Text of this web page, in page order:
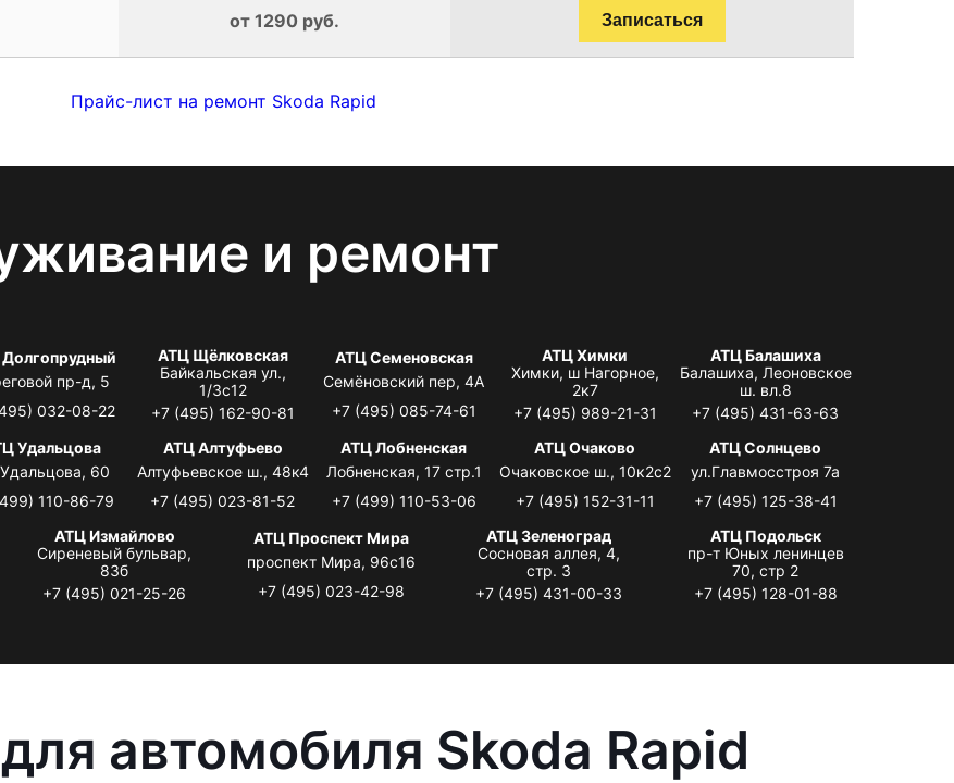
от 1290 руб. Записаться
Прайс-лист на ремонт Skoda Rapid
и ремонт
пр-д, 5
032-08-22
АТЦ Щёлковская
Байкальская ул.,
1/3с12
+7 (495) 162-90-81
АТЦ Семеновская
Семёновский пер, 4А
+7 (495) 085-74-61
АТЦ Химки
Химки, ш Нагорное,
2к7
+7 (495) 989-21-31
АТЦ Балашиха
Балашиха, Леоновское
ш. вл.8
+7 (495) 431-63-63
Удальцова
60
110-86-79
АТЦ Алтуфьево
Алтуфьевское ш., 48к4
+7 (495) 023-81-52
АТЦ Лобненская
Лобненская, 17 стр.1
+7 (499) 110-53-06
АТЦ Очаково
Очаковское ш., 10к2с2
+7 (495) 152-31-11
АТЦ Солнцево
ул.Главмосстроя 7а
+7 (495) 125-38-41
АТЦ Измайлово
Сиреневый бульвар,
83б
+7 (495) 021-25-26
АТЦ Проспект Мира
проспект Мира, 96с16
+7 (495) 023-42-98
АТЦ Зеленоград
Сосновая аллея, 4,
стр. 3
+7 (495) 431-00-33
АТЦ Подольск
пр-т Юных ленинцев
70, стр 2
+7 (495) 128-01-88
автомобиля Skoda Rapid